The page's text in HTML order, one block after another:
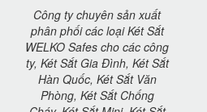
Công ty chuyên sản xuất
phân phối các loại Két Sắt
WELKO Safes cho các công
ty, Két Sắt Gia Đình, Két Sắt
Hàn Quốc, Két Sắt Văn
Phòng, Két Sắt Chống